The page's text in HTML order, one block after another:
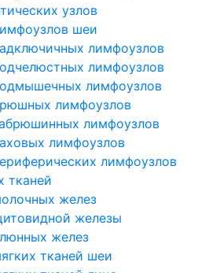
узлов
шеи
лимфоузлов
лимфоузлов
лимфоузлов
лимфоузлов
лимфоузлов
лимфоузлов
лимфоузлов
тканей
желез
железы
желез
тканей шеи